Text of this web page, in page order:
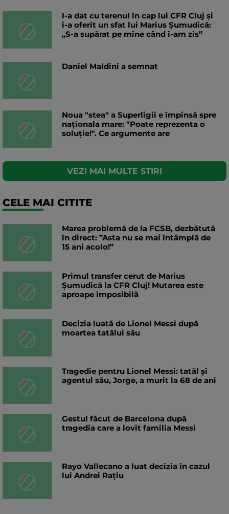
I-a dat cu terenul în cap lui CFR Cluj și
i-a oferit un sfat lui Marius Șumudică:
„S-a supărat pe mine când i-am zis”
Daniel Maldini a semnat
Noua "stea" a Superligii e împinsă spre
naționala mare: "Poate reprezenta o
soluție!". Ce argumente are
VEZI MAI MULTE STIRI
CELE MAI CITITE
Marea problemă de la FCSB, dezbătută
în direct: ”Asta nu se mai întâmplă de
15 ani acolo!”
Primul transfer cerut de Marius
Șumudică la CFR Cluj! Mutarea este
aproape imposibilă
Decizia luată de Lionel Messi după
moartea tatălui său
Tragedie pentru Lionel Messi: tatăl și
agentul său, Jorge, a murit la 68 de ani
Gestul făcut de Barcelona după
tragedia care a lovit familia Messi
Rayo Vallecano a luat decizia în cazul
lui Andrei Rațiu